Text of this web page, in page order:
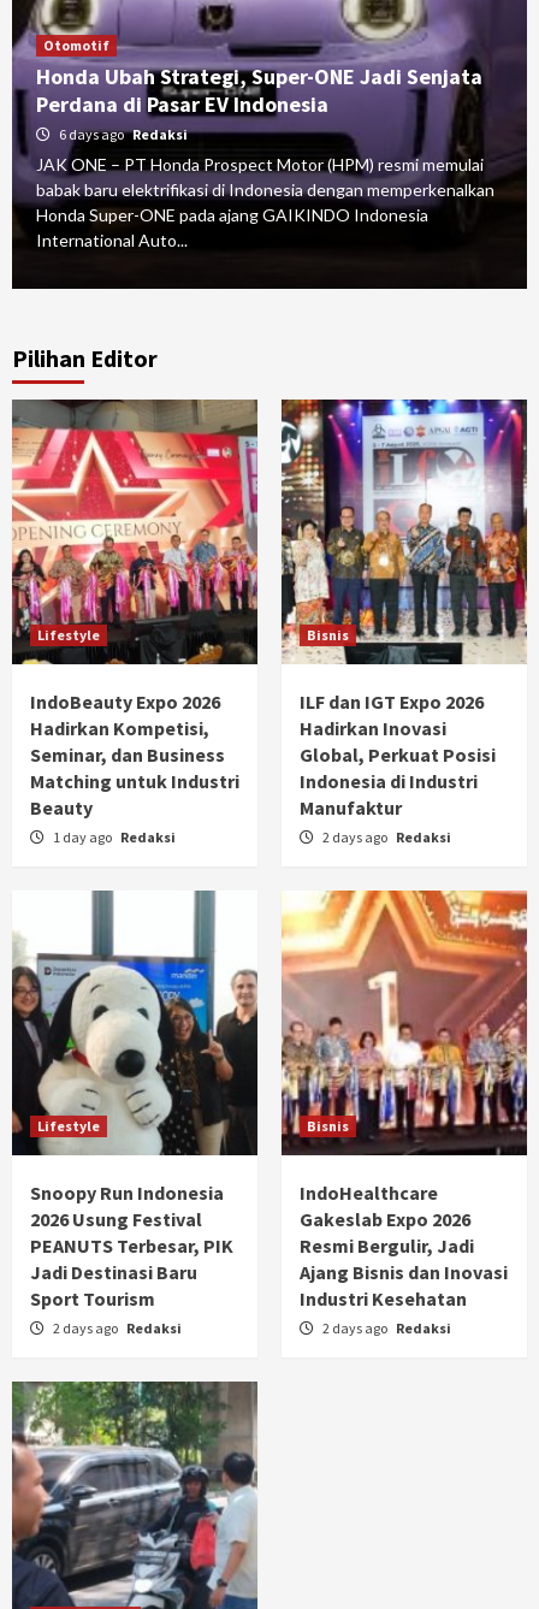
Otomotif
Honda Ubah Strategi, Super-ONE Jadi Senjata
Perdana di Pasar EV Indonesia
6 days ago Redaksi
JAK ONE – PT Honda Prospect Motor (HPM) resmi memulai
babak baru elektrifikasi di Indonesia dengan memperkenalkan
Honda Super-ONE pada ajang GAIKINDO Indonesia
International Auto...
Pilihan Editor
Lifestyle
IndoBeauty Expo 2026
Hadirkan Kompetisi,
Seminar, dan Business
Matching untuk Industri
Beauty
1 day ago Redaksi
Bisnis
ILF dan IGT Expo 2026
Hadirkan Inovasi
Global, Perkuat Posisi
Indonesia di Industri
Manufaktur
2 days ago Redaksi
Lifestyle
Snoopy Run Indonesia
2026 Usung Festival
PEANUTS Terbesar, PIK
Jadi Destinasi Baru
Sport Tourism
2 days ago Redaksi
Bisnis
IndoHealthcare
Gakeslab Expo 2026
Resmi Bergulir, Jadi
Ajang Bisnis dan Inovasi
Industri Kesehatan
2 days ago Redaksi